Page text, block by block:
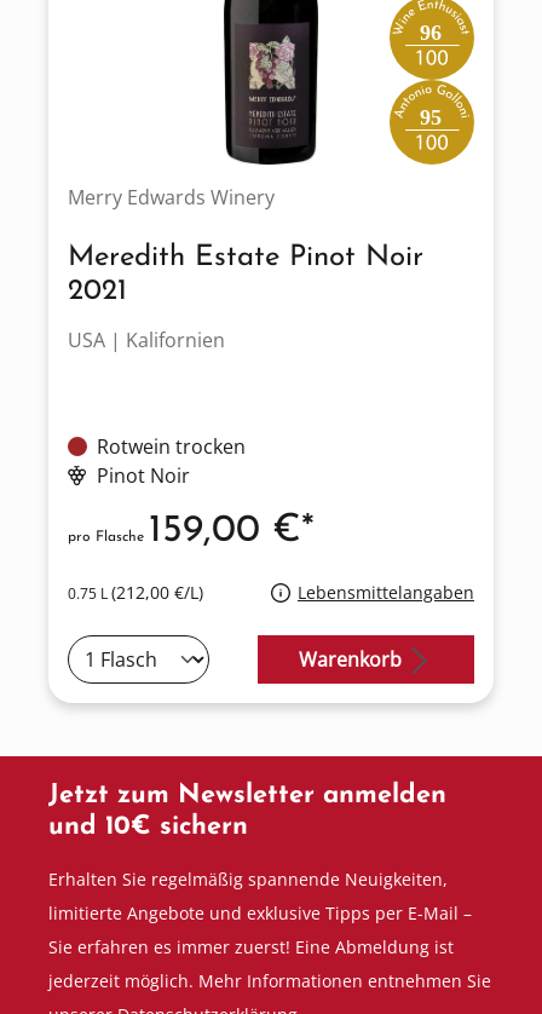
96
95
Merry Edwards Winery
Meredith Estate Pinot Noir
2021
USA | Kalifornien
Rotwein trocken
Pinot Noir
0.75 L(212,00 €/L) Lebensmittelangaben
pro Flasche 159,00 €*
Warenkorb
Jetzt zum Newsletter anmelden
und 10€ sichern
Erhalten Sie regelmäßig spannende Neuigkeiten,
limitierte Angebote und exklusive Tipps per E-Mail –
Sie erfahren es immer zuerst! Eine Abmeldung ist
jederzeit möglich. Mehr Informationen entnehmen Sie